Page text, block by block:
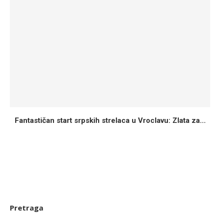
Fantastičan start srpskih strelaca u Vroclavu: Zlata za...
Pretraga